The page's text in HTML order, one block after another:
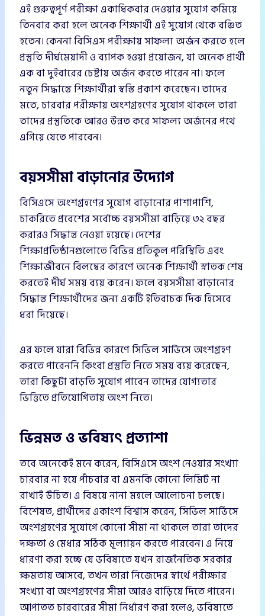
এই গুরুত্বপূর্ণ পরীক্ষা একাধিকবার দেওয়ার সুযোগ কমিয়ে
তিনবার করা হলে অনেক শিক্ষার্থী এই সুযোগ থেকে বঞ্চিত
হতেন। কেননা বিসিএস পরীক্ষায় সাফল্য অর্জন করতে হলে
প্রস্তুতি দীর্ঘমেয়াদী ও ব্যাপক হওয়া প্রয়োজন, যা অনেক প্রার্থী
এক বা দুইবারের চেষ্টায় অর্জন করতে পারেন না। ফলে
নতুন সিদ্ধান্তে শিক্ষার্থীরা স্বস্তি প্রকাশ করেছেন। তাদের
মতে, চারবার পরীক্ষায় অংশগ্রহণের সুযোগ থাকলে তারা
তাদের প্রস্তুতিকে আরও উন্নত করে সাফল্য অর্জনের পথে
এগিয়ে যেতে পারবেন।
বয়সসীমা বাড়ানোর উদ্যোগ
বিসিএসে অংশগ্রহণের সুযোগ বাড়ানোর পাশাপাশি,
চাকরিতে প্রবেশের সর্বোচ্চ বয়সসীমা বাড়িয়ে ৩২ বছর
করারও সিদ্ধান্ত নেওয়া হয়েছে। দেশের
শিক্ষাপ্রতিষ্ঠানগুলোতে বিভিন্ন প্রতিকূল পরিস্থিতি এবং
শিক্ষাজীবনে বিলম্বের কারণে অনেক শিক্ষার্থী স্নাতক শেষ
করতেই দীর্ঘ সময় ব্যয় করেন। ফলে বয়সসীমা বাড়ানোর
সিদ্ধান্ত শিক্ষার্থীদের জন্য একটি ইতিবাচক দিক হিসেবে
ধরা দিয়েছে।
এর ফলে যারা বিভিন্ন কারণে সিভিল সার্ভিসে অংশগ্রহণ
করতে পারেননি কিংবা প্রস্তুতি নিতে সময় ব্যয় করেছেন,
তারা কিছুটা বাড়তি সুযোগ পাবেন তাদের যোগ্যতার
ভিত্তিতে প্রতিযোগিতায় অংশ নিতে।
ভিন্নমত ও ভবিষ্যৎ প্রত্যাশা
তবে অনেকেই মনে করেন, বিসিএসে অংশ নেওয়ার সংখ্যা
চারবার না হয়ে পাঁচবার বা এমনকি কোনো লিমিট না
রাখাই উচিত। এ বিষয়ে নানা মহলে আলোচনা চলছে।
বিশেষত, প্রার্থীদের একাংশ বিশ্বাস করেন, সিভিল সার্ভিসে
অংশগ্রহণের সুযোগে কোনো সীমা না থাকলে তারা তাদের
দক্ষতা ও মেধার সঠিক মূল্যায়ন করতে পারবেন। এ নিয়ে
ধারণা করা হচ্ছে যে ভবিষ্যতে যখন রাজনৈতিক সরকার
ক্ষমতায় আসবে, তখন তারা নিজেদের স্বার্থে পরীক্ষার
সংখ্যা বা অংশগ্রহণের সীমা আরও বাড়িয়ে দিতে পারেন।
আপাতত চারবারের সীমা নির্ধারণ করা হলেও, ভবিষ্যতে